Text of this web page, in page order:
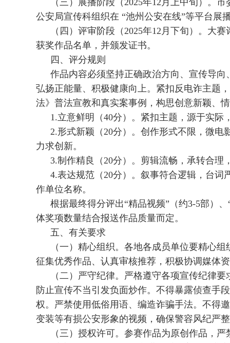
（三）展播阶段（2025年12月上中旬）。
公安局宣传科组织在 “池州公安在线”等平台展
（四）评审阶段（2025年12月下旬）。大
获奖作品名单，并颁发证书。
四、评分规则
作品内容必须坚持正确政治方向、宣传导
弘扬正能量、积极健康向上。紧扣反电诈主题
法》普法宣教和真实案事例，构思创意新颖、
1.立意鲜明（40分）。紧扣主题，源于实
2.形式新颖（20分）。创作形式不限，微
力求创新。
3.制作精良（20分）。剪辑流畅，承转合理
4.表达规范（20分）。叙事符合逻辑，台
作单位名称。
根据最终得分评出“精品视频”（约3-5部）
体奖项数量结合报送作品质量而定。
五、有关要求
（一）精心组织。各地各成员单位要精心
征集优秀作品、认真审核推荐，积极协调媒体
（二）严守纪律。严格遵守各项宣传纪律
防止宣传不当引发负面炒作。不得暴露侦查手
权。严禁使用低俗用语、编造诈骗手法。不得
变装等有损公安形象的视频，确保警容风纪严
（三）授权许可。参赛作品为原创作品，